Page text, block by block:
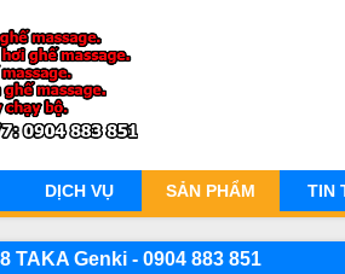
DỊCH VỤ SẢN PHẨM TIN
TAKA Genki - 0904 883 851